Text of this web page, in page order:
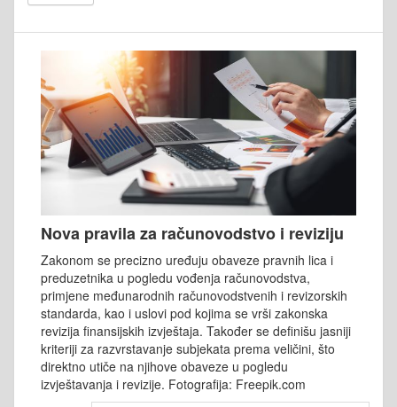
Nova pravila za računovodstvo i reviziju
Zakonom se precizno uređuju obaveze pravnih lica i
preduzetnika u pogledu vođenja računovodstva,
primjene međunarodnih računovodstvenih i revizorskih
standarda, kao i uslovi pod kojima se vrši zakonska
revizija finansijskih izvještaja. Također se definišu jasniji
kriteriji za razvrstavanje subjekata prema veličini, što
direktno utiče na njihove obaveze u pogledu
izvještavanja i revizije. Fotografija: Freepik.com